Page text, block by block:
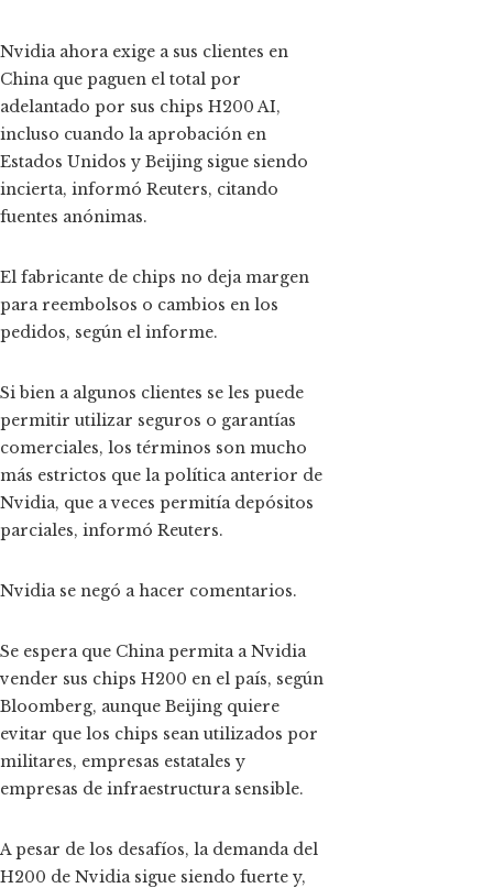
Nvidia ahora exige a sus clientes en
China que paguen el total por
adelantado por sus chips H200 AI,
incluso cuando la aprobación en
Estados Unidos y Beijing sigue siendo
incierta, informó Reuters, citando
fuentes anónimas.
El fabricante de chips no deja margen
para reembolsos o cambios en los
pedidos, según el informe.
Si bien a algunos clientes se les puede
permitir utilizar seguros o garantías
comerciales, los términos son mucho
más estrictos que la política anterior de
Nvidia, que a veces permitía depósitos
parciales, informó Reuters.
Nvidia se negó a hacer comentarios.
Se espera que China permita a Nvidia
vender sus chips H200 en el país, según
Bloomberg, aunque Beijing quiere
evitar que los chips sean utilizados por
militares, empresas estatales y
empresas de infraestructura sensible.
A pesar de los desafíos, la demanda del
H200 de Nvidia sigue siendo fuerte y,